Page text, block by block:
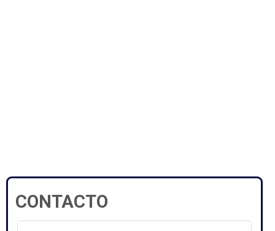
CONTACTO
Nombre